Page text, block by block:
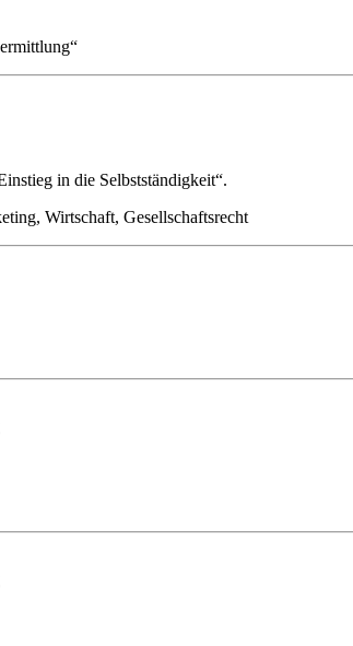
in die Selbstständigkeit“.
Wirtschaft, Gesellschaftsrecht